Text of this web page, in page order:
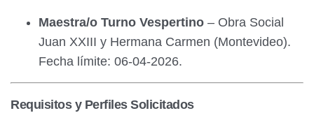
Maestra/o Turno Vespertino – Obra Social
Juan XXIII y Hermana Carmen (Montevideo).
Fecha límite: 06-04-2026.
Requisitos y Perfiles Solicitados